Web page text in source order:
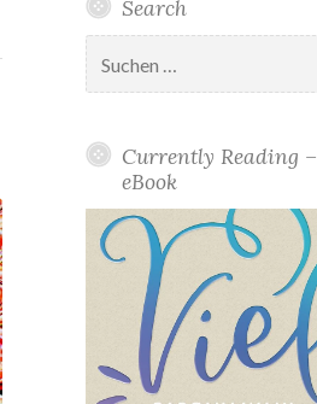
Search
nach:
Currently Reading –
eBook